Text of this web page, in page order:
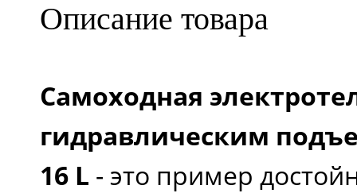
Описание товара
Самоходная
гидравлическим
16 L - это пример